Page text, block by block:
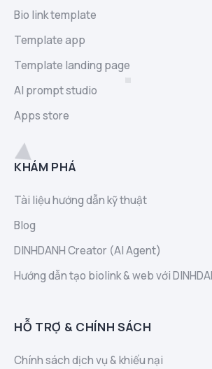
Bio link template
Template app
Template landing page
AI prompt studio
Apps store
KHÁM PHÁ
Tài liệu hướng dẫn kỹ thuật
Blog
DINHDANH Creator (AI Agent)
Hướng dẫn tạo biolink & web với
HỖ TRỢ & CHÍNH SÁCH
Chính sách dịch vụ & khiếu nại